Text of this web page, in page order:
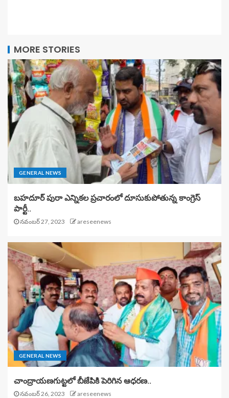
MORE STORIES
GENERAL NEWS
బహదూర్ పురా ఎన్నికల ప్రచారంలో దూసుకుపోతున్న కాంగ్రెస్
పార్టీ..
నవంబర్ 27, 2023 areseenews
GENERAL NEWS
చాంద్రాయణగుట్టలో బీజేపికి పెరిగిన ఆధరణ..
నవంబర్ 26, 2023 areseenews